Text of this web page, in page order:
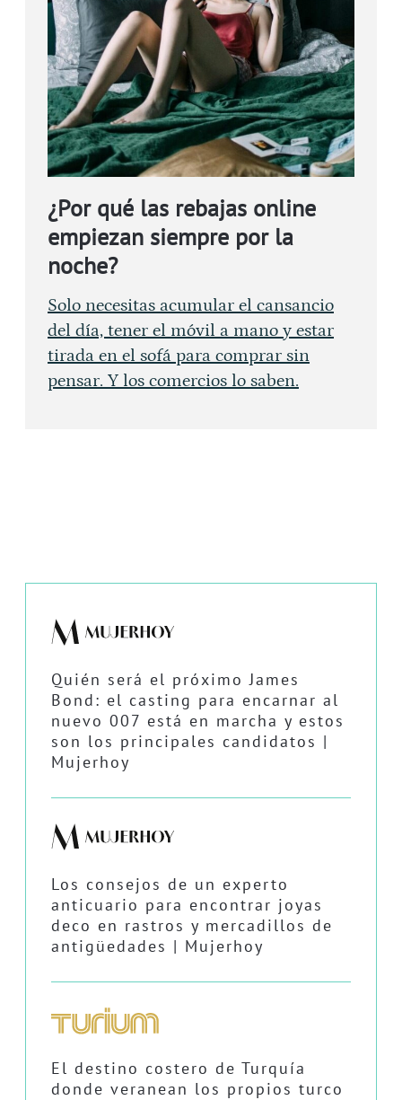
¿Por qué las rebajas online
empiezan siempre por la
noche?
Solo necesitas acumular el cansancio
del día, tener el móvil a mano y estar
tirada en el sofá para comprar sin
pensar. Y los comercios lo saben.
Quién será el próximo James
Bond: el casting para encarnar al
nuevo 007 está en marcha y estos
son los principales candidatos |
Mujerhoy
Los consejos de un experto
anticuario para encontrar joyas
deco en rastros y mercadillos de
antigüedades | Mujerhoy
El destino costero de Turquía
donde veranean los propios turco